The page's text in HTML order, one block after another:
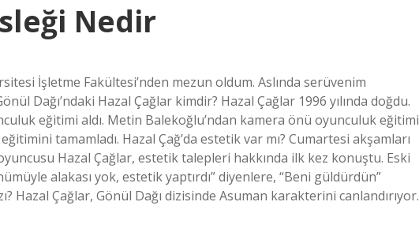
Nedir
İşletme Fakültesi’nden mezun oldum. Aslında serüvenim
Dağı’ndaki Hazal Çağlar kimdir? Hazal Çağlar 1996 yılında doğdu.
eğitimi aldı. Metin Balekoğlu’ndan kamera önü oyunculuk eğitimi
tamamladı. Hazal Çağ’da estetik var mı? Cumartesi akşamları
Hazal Çağlar, estetik talepleri hakkında ilk kez konuştu. Eski
alakası yok, estetik yaptırdı” diyenlere, “Beni güldürdün”
Hazal Çağlar, Gönül Dağı dizisinde Asuman karakterini canlandırıyor.